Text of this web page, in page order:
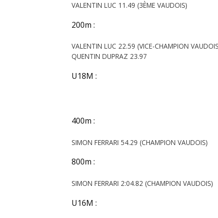
VALENTIN LUC 11.49 (3ÈME VAUDOIS)
200m :
VALENTIN LUC 22.59 (VICE-CHAMPION
QUENTIN DUPRAZ 23.97
U18M :
400m :
SIMON FERRARI 54.29 (CHAMPION VAUDOIS)
800m :
SIMON FERRARI 2:04.82 (CHAMPION VAUDOIS)
U16M :